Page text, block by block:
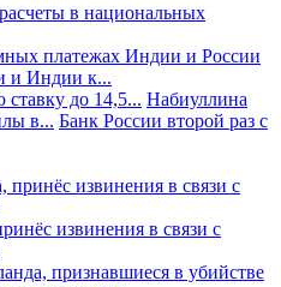
в национальных
платежах Индии и России
и Индии к...
до 14,5... Набиуллина
в... Банк России второй раз с
извинения в связи с
признавшиеся в убийстве